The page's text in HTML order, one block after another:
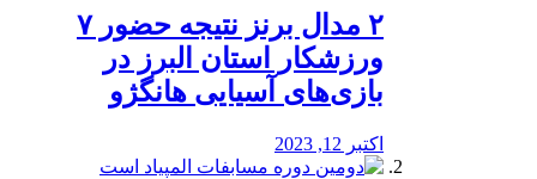
۲ مدال برنز نتیجه حضور ۷
ورزشکار استان البرز در
بازی‌های آسیایی هانگژو
اکتبر 12, 2023